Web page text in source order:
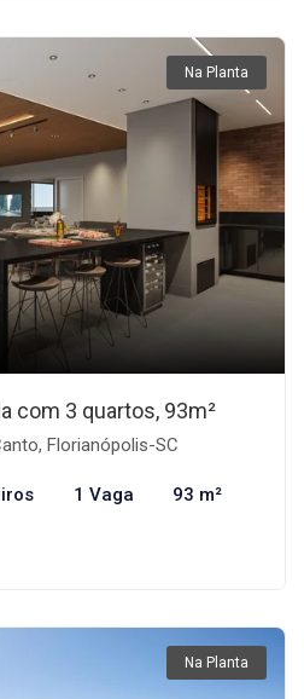
Na Planta
com 3 quartos, 93m²
Florianópolis-SC
1 Vaga 93 m²
Na Planta